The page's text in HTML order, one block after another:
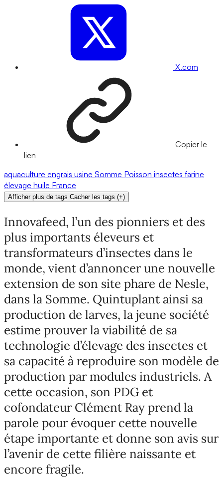
X.com
Copier le
lien
aquaculture engrais usine Somme Poisson insectes farine
élevage huile France
Afficher plus de tags Cacher les tags (+)
Innovafeed, l’un des pionniers et des
plus importants éleveurs et
transformateurs d’insectes dans le
monde, vient d’annoncer une nouvelle
extension de son site phare de Nesle,
dans la Somme. Quintuplant ainsi sa
production de larves, la jeune société
estime prouver la viabilité de sa
technologie d’élevage des insectes et
sa capacité à reproduire son modèle de
production par modules industriels. A
cette occasion, son PDG et
cofondateur Clément Ray prend la
parole pour évoquer cette nouvelle
étape importante et donne son avis sur
l’avenir de cette filière naissante et
encore fragile.